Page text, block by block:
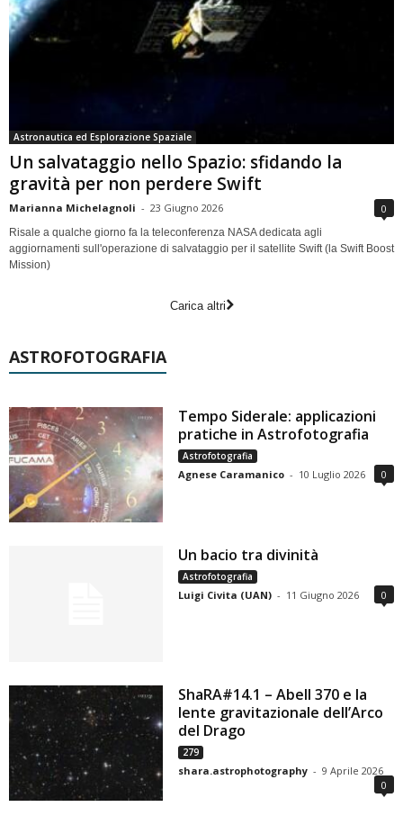
Astronautica ed Esplorazione Spaziale
Un salvataggio nello Spazio: sfidando la
gravità per non perdere Swift
Marianna Michelagnoli - 23 Giugno 2026 0
Risale a qualche giorno fa la teleconferenza NASA dedicata agli
aggiornamenti sull'operazione di salvataggio per il satellite Swift (la Swift Boost
Mission)
Carica altri
ASTROFOTOGRAFIA
Tempo Siderale: applicazioni
pratiche in Astrofotografia
Astrofotografia
Agnese Caramanico - 10 Luglio 2026 0
Un bacio tra divinità
Astrofotografia
Luigi Civita (UAN) - 11 Giugno 2026 0
ShaRA#14.1 – Abell 370 e la
lente gravitazionale dell’Arco
del Drago
279
shara.astrophotography - 9 Aprile 2026
0